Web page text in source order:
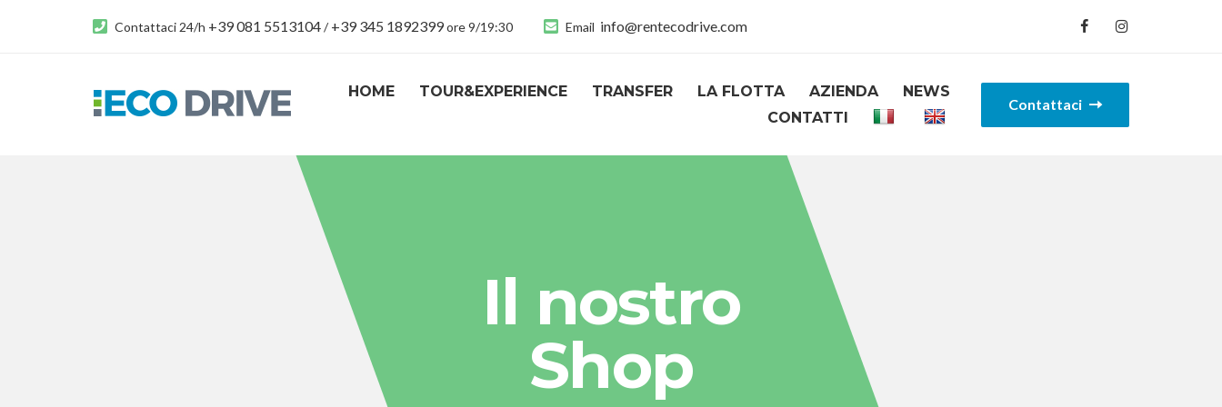
Contattaci 24/h +39 081 5513104/+39 345 1892399ore 9/19:30 Email info@rentecodrive.com
HOME TOUR&EXPERIENCE TRANSFER LA FLOTTA AZIENDA
NEWS
CONTATTI
Contattaci
Il nostro
Shop